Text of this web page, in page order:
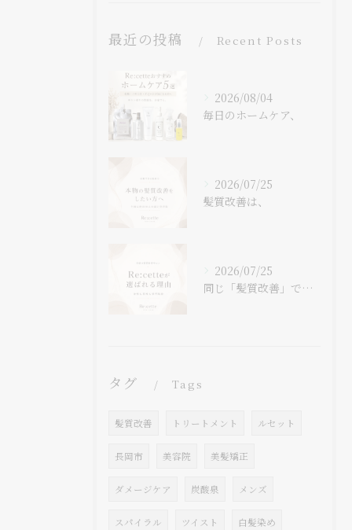
最近の投稿 Recent Posts
2026/08/04
毎日のホームケア、
2026/07/25
髪質改善は、
2026/07/25
同じ「髪質改善」でも、
タグ Tags
髪質改善 トリートメント ルセット
長岡市 美容院 美髪矯正
ダメージケア 炭酸泉 メンズ
スパイラル ツイスト 白髪染め